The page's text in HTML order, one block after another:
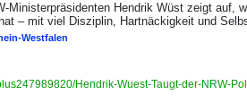
Ministerpräsidenten Hendrik Wüst zeigt auf,
– mit viel Disziplin, Hartnäckigkeit und
Westfalen
Hendrik-Wuest-Taugt-der-NRW-